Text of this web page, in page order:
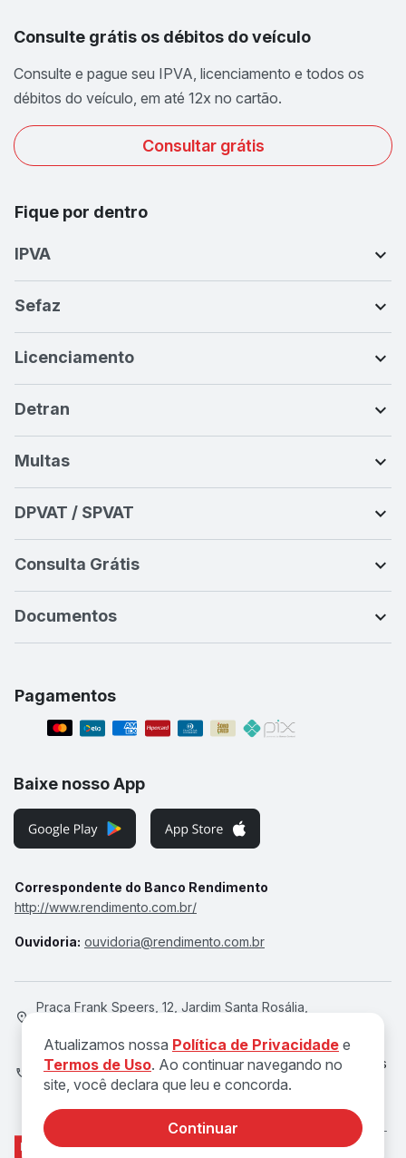
Atualizamos nossa Política de Privacidade e
Termos de Uso. Ao continuar navegando no
site, você declara que leu e concorda.
Continuar
Consulte grátis os débitos do veículo
Consulte e pague seu IPVA, licenciamento e todos os
débitos do veículo, em até 12x no cartão.
Consultar grátis
Fique por dentro
IPVA
Sefaz
Licenciamento
Detran
Multas
DPVAT / SPVAT
Consulta Grátis
Documentos
Pagamentos
Baixe nosso App
Correspondente do Banco Rendimento
http://www.rendimento.com.br/
Ouvidoria: ouvidoria@rendimento.com.br
Praça Frank Speers, 12, Jardim Santa Rosália,
Atendimento de Seg a Qui, das 8h às 18h e Sex, das 8h às
17h
© 2026 DOK Serviços de Pagamentos Ltda. CNPJ 27.838.743/0001-
91